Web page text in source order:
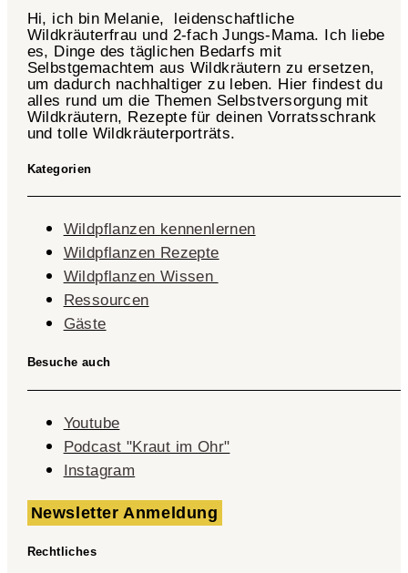
Hi, ich bin Melanie, leidenschaftliche
Wildkräuterfrau und 2-fachJungs-Mama. Ich liebe
es, Dinge des täglichen Bedarfs mit
Selbstgemachtem aus Wildkräutern zu ersetzen,
um dadurch nachhaltiger zu leben. Hier findest du
alles rund um die Themen Selbstversorgung mit
Wildkräutern, Rezepte für deinen Vorratsschrank
und tolle Wildkräuterporträts.
Kategorien
Wildpflanzen kennenlernen
Wildpflanzen Rezepte
Wildpflanzen Wissen ​
Ressourcen
Gäste
Besuche auch
Youtube
Podcast "Kraut im Ohr"
Instagram
Newsletter Anmeldung
Rechtliches